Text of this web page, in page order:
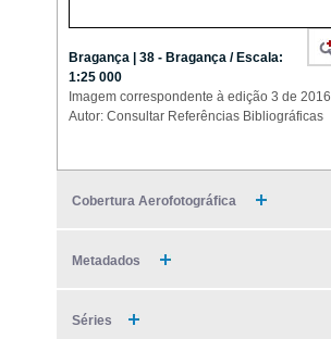
Bragança | 38 - Bragança / Escala:
1:25 000
Imagem correspondente à edição 3 de 2016
Autor: Consultar Referências Bibliográficas
Cobertura Aerofotográfica
Metadados
Séries